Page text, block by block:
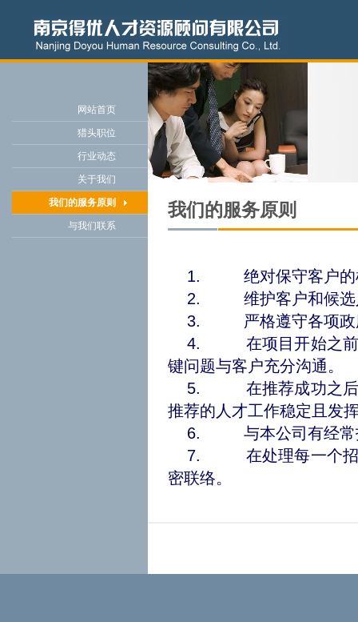
网站首页
猎头职位
行业动态
关于我们
我们的服务原则
与我们联系
我们的服务原则
1. 绝对保守客户的机
2. 维护客户和候选人
3. 严格遵守各项政府
4. 在项目开始之前，
键问题与客户充分沟通。
5. 在推荐成功之后，
推荐的人才工作稳定且发
6. 与本公司有经常招
7. 在处理每一个招聘
密联络。